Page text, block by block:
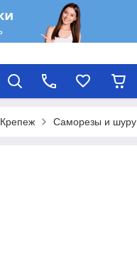
Крепеж Саморезы и